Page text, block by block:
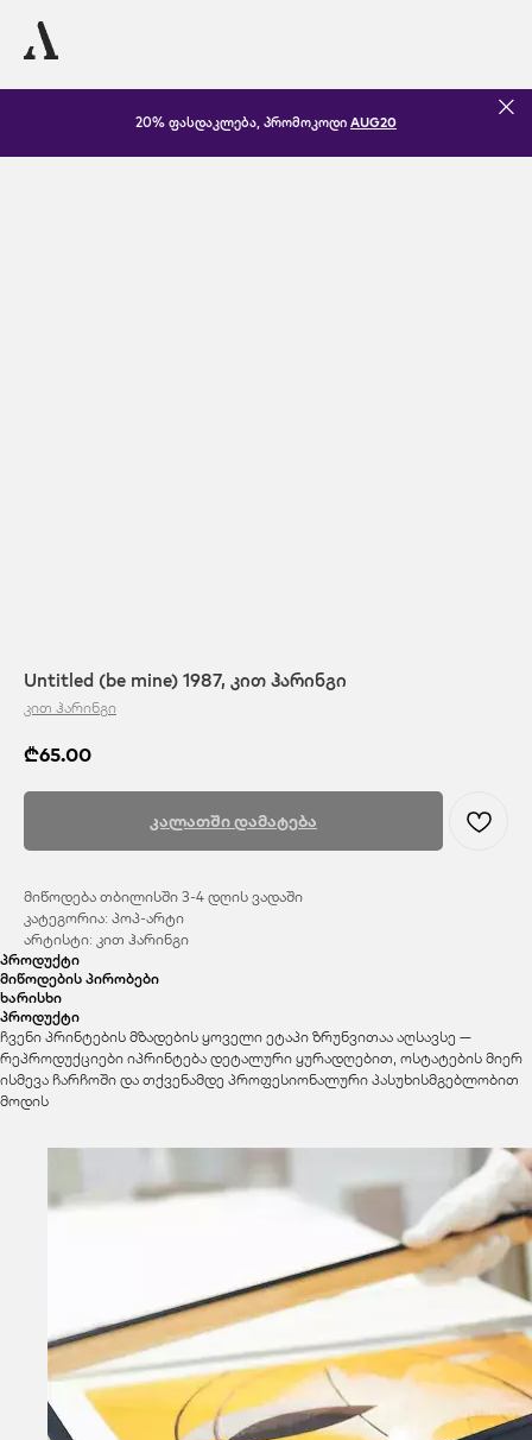
20% ფასდაკლება, პრომოკოდი AUG20
Untitled (be mine) 1987, კით ჰარინგი
კით ჰარინგი
₾65.00
კალათში დამატება
მიწოდება თბილისში 3-4 დღის ვადაში
კატეგორია: პოპ-არტი
არტისტი: კით ჰარინგი
პროდუქტი
მიწოდების პირობები
ხარისხი
პროდუქტი
ჩვენი პრინტების მზადების ყოველი ეტაპი ზრუნვითაა აღსავსე —
რეპროდუქციები იპრინტება დეტალური ყურადღებით, ოსტატების მიერ
ისმევა ჩარჩოში და თქვენამდე პროფესიონალური პასუხისმგებლობით
მოდის